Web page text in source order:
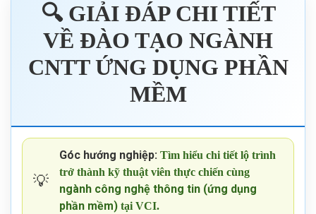
🔍 GIẢI ĐÁP CHI TIẾT
VỀ ĐÀO TẠO NGÀNH
CNTT ỨNG DỤNG PHẦN
MỀM
💡
Góc hướng nghiệp: Tìm hiểu chi tiết lộ trình
trở thành kỹ thuật viên thực chiến cùng
ngành công nghệ thông tin (ứng dụng
phần mềm) tại VCI.